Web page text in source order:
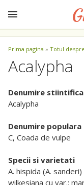
Prima pagina » Totul
Acalypha
Denumire stiintifica
Acalypha
Denumire populara
C, Coada de vulpe
Specii si varietati
A. hispida (A.
wilkesiana cu var.: